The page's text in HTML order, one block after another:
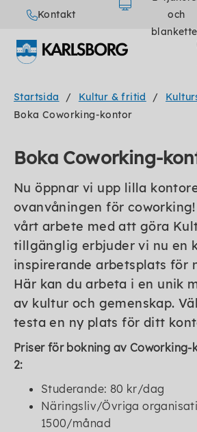
Kontakt
och
Startsida Kultur & fritid
Boka Coworking-kontor
Boka Coworking-
Nu öppnar vi upp lilla
ovanvåningen för
vårt arbete med att göra
tillgänglig erbjuder vi nu en
inspirerande arbetsplats för
Här kan du arbeta i en unik
av kultur och gemenskap.
testa en ny plats för ditt
Priser för bokning av
2:
Studerande: 80 kr/dag
Näringsliv/Övriga
1500/månad